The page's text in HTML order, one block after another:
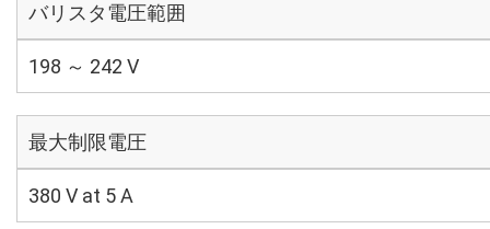
バリスタ電圧範囲
198 ～ 242 V
最大制限電圧
380 V at 5 A